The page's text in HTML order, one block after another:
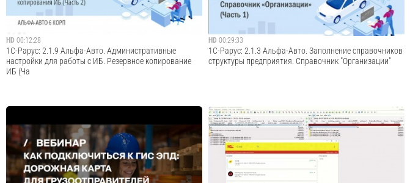
HD 00:12:28
1С-Рарус: 2.1.9 Альфа-Авто. Административные
настройки для работы с ИБ. Резервное копирование
ИБ (Ча
В этом видео продолжаем цикл видеоуроков по базовой
настройке программы Альфа-Авто ред. 6. В этом
видеоуроке рассмотрим настройки резервного
копирования информационной базы. Предыдущий
видеоурок цикла "2.1.9 Альфа-Авто. Административные
нас...
HD 00:29:33
1С-Рарус: 2.1.3 Альфа-Авто. Заполнение справочников
структуры предприятия. Справочник "Организации"
В этом видео продолжаем цикл видеоуроков по базовой
настройке программы Альфа-Авто ред. 6. В этом
видеоуроке подробно рассмотрим заполнение
справочника "Организации". Предыдущий видеоурок
цикла "2.1.2 Настройка параметров учета. Параметры у...